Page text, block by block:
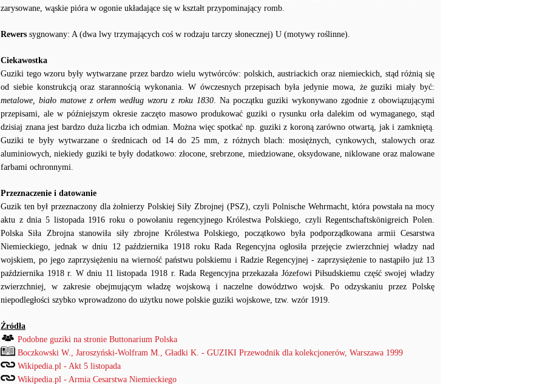
zarysowane, wąskie pióra w ogonie układające się w kształt przypominający romb.
Rewers sygnowany: A (dwa lwy trzymających coś w rodzaju tarczy słonecznej) U (motywy roślinne).
Ciekawostka
Guziki tego wzoru były wytwarzane przez bardzo wielu wytwórców: polskich, austriackich oraz niemieckich, stąd różnią się
od siebie konstrukcją oraz starannością wykonania. W ówczesnych przepisach była jedynie mowa, że guziki miały być:
metalowe, biało matowe z orłem według wzoru z roku 1830. Na początku guziki wykonywano zgodnie z obowiązującymi
przepisami, ale w późniejszym okresie zaczęto masowo produkować guziki o rysunku orła dalekim od wymaganego, stąd
dzisiaj znana jest bardzo duża liczba ich odmian. Można więc spotkać np. guziki z koroną zarówno otwartą, jak i zamkniętą.
Guziki te były wytwarzane o średnicach od 14 do 25 mm, z różnych blach: mosiężnych, cynkowych, stalowych oraz
aluminiowych, niekiedy guziki te były dodatkowo: złocone, srebrzone, miedziowane, oksydowane, niklowane oraz malowane
farbami ochronnymi.
Przeznaczenie i datowanie
Guzik ten był przeznaczony dla żołnierzy Polskiej Siły Zbrojnej (PSZ), czyli Polnische Wehrmacht, która powstała na mocy
aktu z dnia 5 listopada 1916 roku o powołaniu regencyjnego Królestwa Polskiego, czyli Regentschaftskönigreich Polen.
Polska Siła Zbrojna stanowiła siły zbrojne Królestwa Polskiego, początkowo była podporządkowana armii Cesarstwa
Niemieckiego, jednak w dniu 12 października 1918 roku Rada Regencyjna ogłosiła przejęcie zwierzchniej władzy nad
wojskiem, po jego zaprzysiężeniu na wierność państwu polskiemu i Radzie Regencyjnej - zaprzysiężenie to nastąpiło już 13
października 1918 r. W dniu 11 listopada 1918 r. Rada Regencyjna przekazała Józefowi Piłsudskiemu część swojej władzy
zwierzchniej, w zakresie obejmującym władzę wojskową i naczelne dowództwo wojsk. Po odzyskaniu przez Polskę
niepodległości szybko wprowadzono do użytku nowe polskie guziki wojskowe, tzw. wzór 1919.
Źródła
Podobne guziki na stronie Buttonarium Polska
Boczkowski W., Jaroszyński-Wolfram M., Gładki K. - GUZIKI Przewodnik dla kolekcjonerów, Warszawa 1999
Wikipedia.pl - Akt 5 listopada
Wikipedia.pl - Armia Cesarstwa Niemieckiego